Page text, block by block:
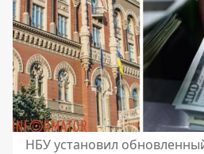
НБУ установил